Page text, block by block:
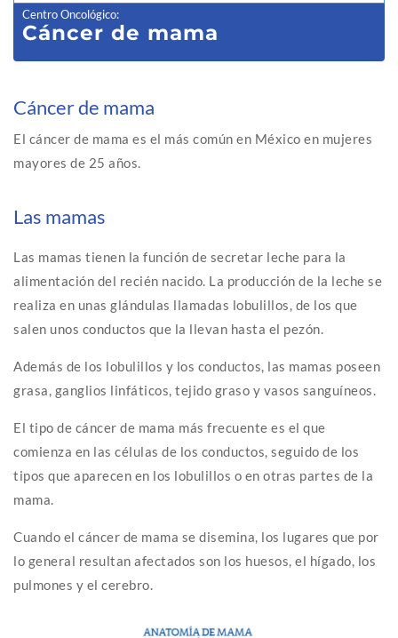
Centro Oncológico:
Cáncer de mama
Cáncer de mama
El cáncer de mama es el más común en México en mujeres
mayores de 25 años.
Las mamas
Las mamas tienen la función de secretar leche para la
alimentación del recién nacido. La producción de la leche se
realiza en unas glándulas llamadas lobulillos, de los que
salen unos conductos que la llevan hasta el pezón.
Además de los lobulillos y los conductos, las mamas poseen
grasa, ganglios linfáticos, tejido graso y vasos sanguíneos.
El tipo de cáncer de mama más frecuente es el que
comienza en las células de los conductos, seguido de los
tipos que aparecen en los lobulillos o en otras partes de la
mama.
Cuando el cáncer de mama se disemina, los lugares que por
lo general resultan afectados son los huesos, el hígado, los
pulmones y el cerebro.